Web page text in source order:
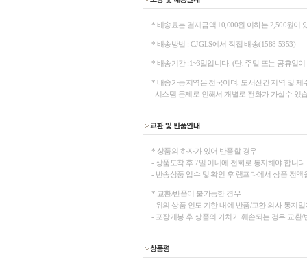
* 배송료는 결재금액 10,000원 이하는 2,500원이
* 배송방법 : CJ GLS에서 직접 배송(1588-5353)
* 배송기간 :1~3일입니다. (단, 주말 또는 공휴일
* 배송가능지역은 전국이며, 도서산간 지역 및 제
시스템 문제로 인해서 개별로 전화가 가실수 있
* 상품의 하자가 있어 반품할 경우
- 상품도착 후 7일 이내에 전화로 통지해야 합니다.
- 반송상품 입수 및 확인 후 램프다에서 상품 전액
* 교환/반품이 불가능한 경우
- 위의 상품 인도 기한 내에 반품/교환 의사 통지
- 포장개봉 후 상품의 가치가 훼손되는 경우 교환/